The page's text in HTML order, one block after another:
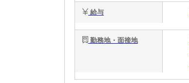
給与
勤務地・面接地